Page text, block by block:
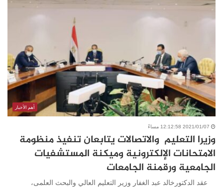
أهم الأخبار
2021/01/07 12:12:58 مساءً
وزيرا التعليم والاتصالات يتابعان تنفيذ منظومة
الامتحانات الإلكترونية وميكنة المستشفيات
الجامعية ورقمنة الجامعات
عقد الدكتورخالد عبد الغفار وزير التعليم العالي والبحث العلمى،